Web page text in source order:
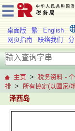
桌面版 繁 English
网页指南 联络我们
主页 > 税务资料 -
排 > 所有協定(以國家/
泽西岛